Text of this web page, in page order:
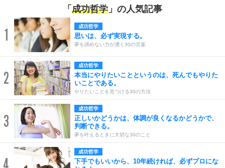
「 成功哲学 」の人気記事
1 成功哲学
思いは、必ず実現する。
夢を諦めない力が湧く30の言葉
2
成功哲学
本当にやりたいことというのは、死んでもやりた
いことである。
やりたいことを見つける30の方法
3
成功哲学
正しいかどうかは、体調が良くなるかどうかで、
判断できる。
夢を叶えるときに大切な30のこと
成功哲学
下手でもいいから、10年続ければ、必ずプロにな